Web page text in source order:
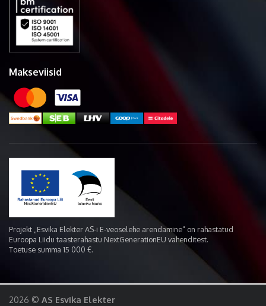
Makseviisid
Projekt „Esvika Elekter AS-i E-veoselehe arendamine“ on rahastatud
Euroopa Liidu taasterahastu NextGenerationEU vahenditest.
Toetuse summa 15 000 €.
2026 © AS Esvika Elekter